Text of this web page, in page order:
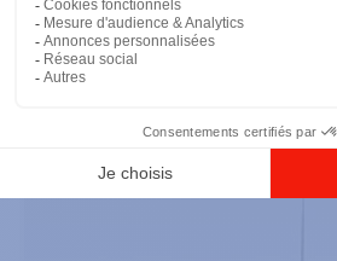
Ajouter à la liste